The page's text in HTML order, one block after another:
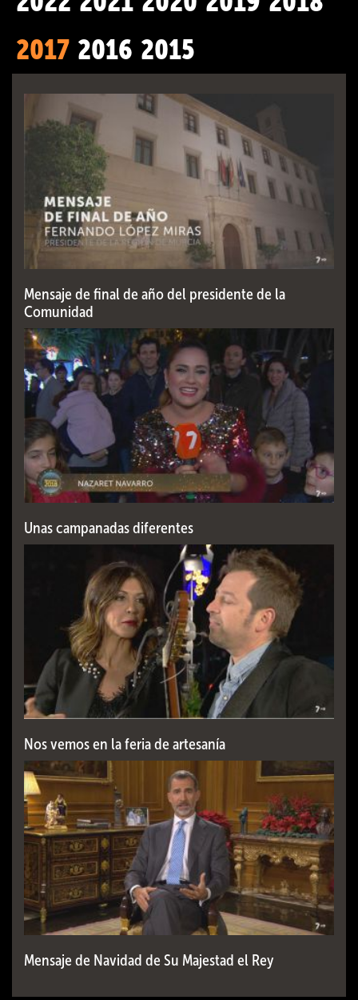
2017 2016 2015
Mensaje de final de año del presidente de la
Comunidad
Unas campanadas diferentes
Nos vemos en la feria de artesanía
Mensaje de Navidad de Su Majestad el Rey